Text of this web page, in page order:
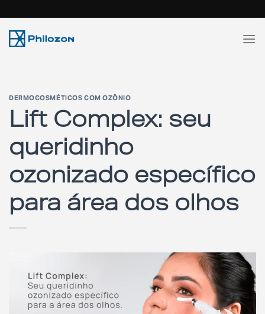
DERMOCOSMÉTICOS COM OZÔNIO
Lift Complex: seu
queridinho
ozonizado específico
para área dos olhos